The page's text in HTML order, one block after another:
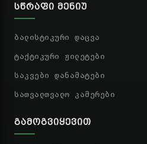
ᲡᲬᲠᲐᲤᲘ ᲛᲔᲜᲘᲣ
ბალისტიკური დაცვა
ტაქტიკური ჟილეტები
საკვები დანამატები
სათვალთვალო კამერები
ᲒᲐᲛᲝᲒᲕᲘᲧᲔᲕᲘᲗ